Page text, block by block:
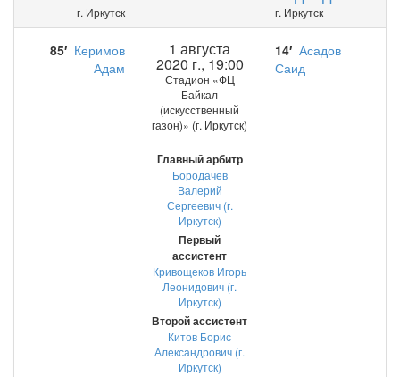
г. Иркутск г. Иркутск
85′ Керимов
Адам
1 августа
2020 г., 19:00
Стадион «ФЦ
Байкал
(искусственный
газон)» (г. Иркутск)
Главный арбитр
Бородачев
Валерий
Сергеевич (г.
Иркутск)
Первый
ассистент
Кривощеков Игорь
Леонидович (г.
Иркутск)
Второй ассистент
Китов Борис
Александрович (г.
Иркутск)
14′ Асадов
Саид